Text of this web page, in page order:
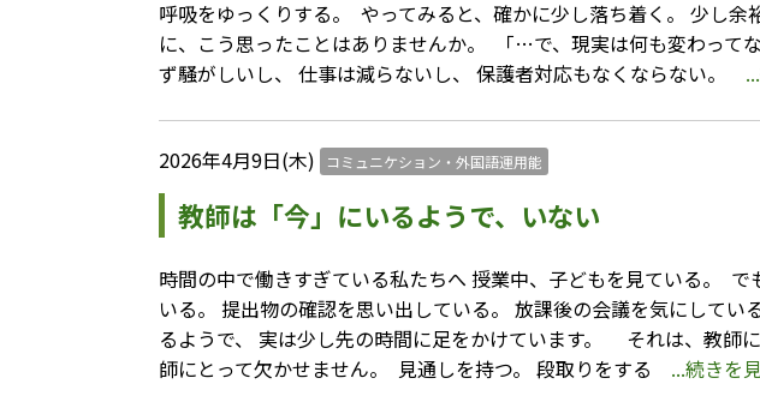
呼吸をゆっくりする。 ⁡ やってみると、確かに少し落ち着く。 少し余
に、こう思ったことはありませんか。 ⁡ 「…で、現実は何も変わって
ず騒がしいし、 仕事は減らないし、 保護者対応もなくならない。
2026年4月9日(木) コミュニケション・外国語運用能
教師は「今」にいるようで、いない
時間の中で働きすぎている私たちへ 授業中、子どもを見ている。 ⁡ で
いる。 提出物の確認を思い出している。 放課後の会議を気にしてい
るようで、 実は少し先の時間に足をかけています。 ⁡ ⁡ ⁡ ⁡ それは、教師
師にとって欠かせません。 ⁡ 見通しを持つ。 段取りをする ...続きを